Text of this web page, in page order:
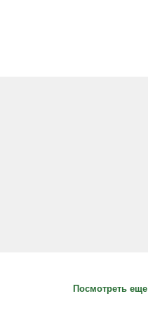
Посмотреть еще